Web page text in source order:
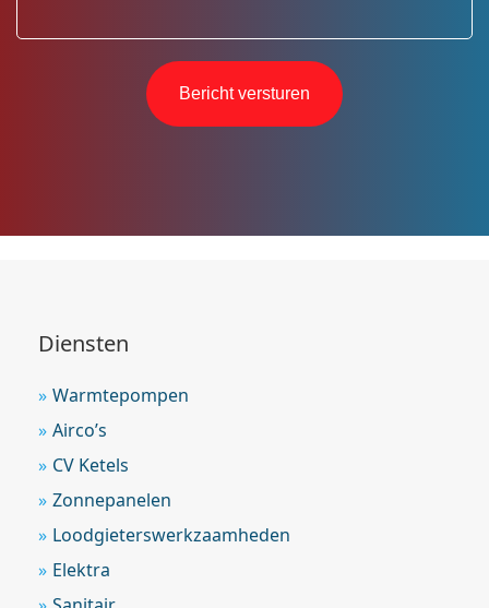
helpen?
Diensten
Warmtepompen
Airco’s
CV Ketels
Zonnepanelen
Loodgieterswerkzaamheden
Elektra